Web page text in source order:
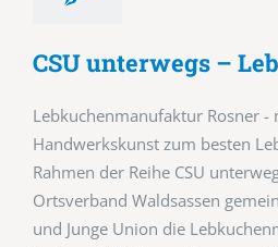
CSU unterwegs –
Lebkuchenmanufaktur Rosner -
Handwerkskunst zum besten
Rahmen der Reihe CSU
Ortsverband Waldsassen
und Junge Union die